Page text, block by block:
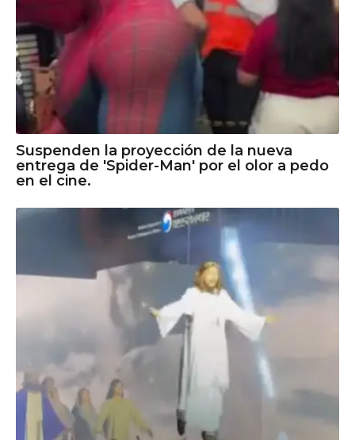
Suspenden la proyección de la nueva
entrega de 'Spider-Man' por el olor a pedo
en el cine.